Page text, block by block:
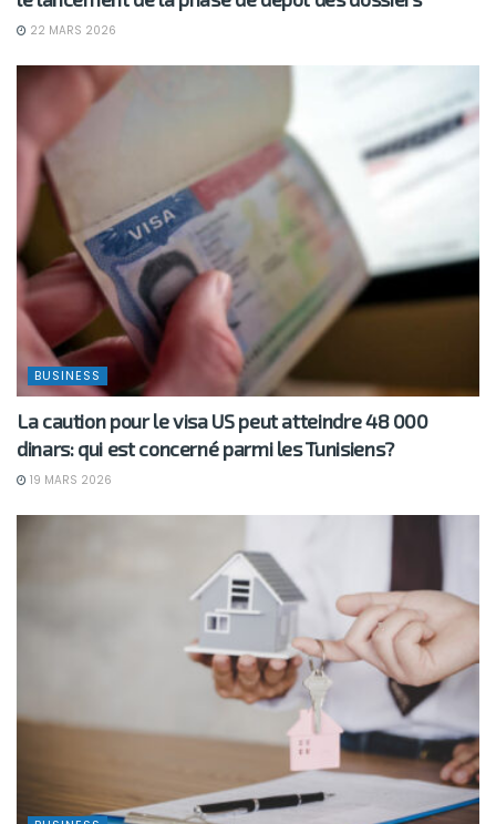
22 MARS 2026
BUSINESS
La caution pour le visa US peut atteindre 48 000
dinars: qui est concerné parmi les Tunisiens?
19 MARS 2026